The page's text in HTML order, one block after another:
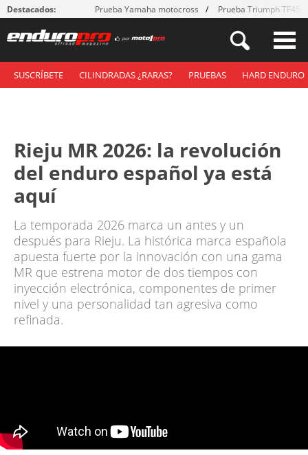
Destacados: Prueba Yamaha motocross Prueba Triumph
SUSCRÍBETE CILINDRADAS ¿RARAS? PRUEBAS HARD ENDURO
Rieju MR 2026: la revolución
del enduro español ya está
aquí
La temporada 2026 marca un antes y un
después para Rieju. La histórica marca española
apuesta fuerte por la innovación con una gama
MR que estrena motor de dos tiempos con
inyección electrónica, componentes de primer
nivel y una personalidad tan agresiva como
refinada.